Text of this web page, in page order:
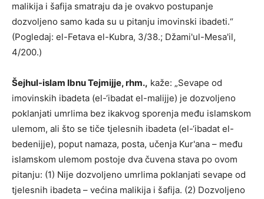
malikija i šafija smatraju da je ovakvo postupanje
dozvoljeno samo kada su u pitanju imovinski ibadeti.“
(Pogledaj: el-Fetava el-Kubra, 3/38.; Džami'ul-Mesa'il,
4/200.)
Šejhul-islam Ibnu Tejmijje, rhm., kaže: „Sevape od
imovinskih ibadeta (el-‘ibadat el-malijje) je dozvoljeno
poklanjati umrlima bez ikakvog sporenja među islamskom
ulemom, ali što se tiče tjelesnih ibadeta (el-‘ibadat el-
bedenijje), poput namaza, posta, učenja Kur'ana – među
islamskom ulemom postoje dva čuvena stava po ovom
pitanju: (1) Nije dozvoljeno umrlima poklanjati sevape od
tjelesnih ibadeta – većina malikija i šafija. (2) Dozvoljeno